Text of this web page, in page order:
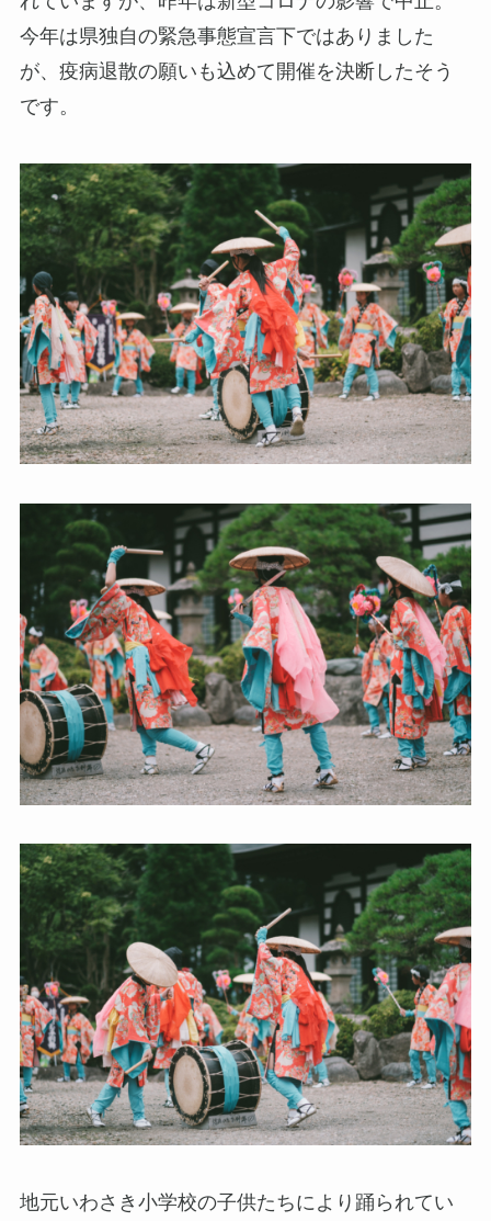
今年は県独自の緊急事態宣言下ではありました
が、疫病退散の願いも込めて開催を決断したそう
です。
地元いわさき小学校の子供たちにより踊られてい